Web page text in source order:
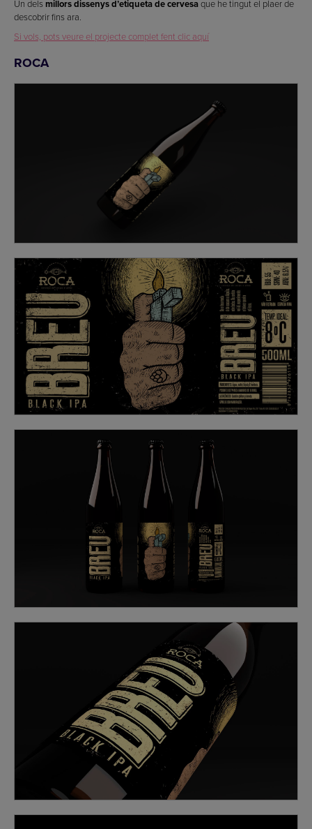
Un dels millors dissenys d’etiqueta de cervesaque he tingut el plaer de
descobrir fins ara.
Si vols, pots veure el projecte complet fent clic aquí
ROCA